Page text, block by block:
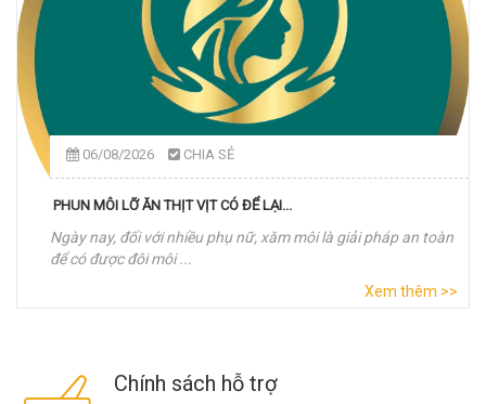
06/08/2026 CHIA SẺ
PHUN MÔI LỠ ĂN THỊT VỊT CÓ ĐỂ LẠI...
Ngày nay, đối với nhiều phụ nữ, xăm môi là giải pháp an toàn
để có được đôi môi ...
Xem thêm >>
Chính sách hỗ trợ